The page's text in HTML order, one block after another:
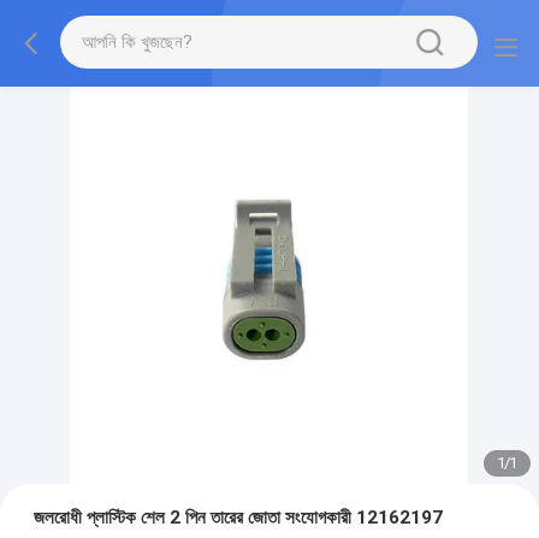
1/1
জলরোধী প্লাস্টিক শেল 2 পিন তারের জোতা সংযোগকারী 12162197